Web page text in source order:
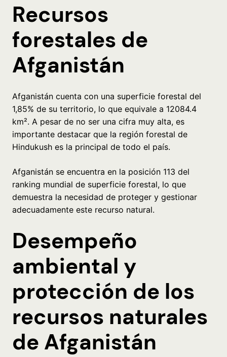
Recursos
forestales de
Afganistán
Afganistán cuenta con una superficie forestal del
1,85% de su territorio, lo que equivale a 12084.4
km². A pesar de no ser una cifra muy alta, es
importante destacar que la región forestal de
Hindukush es la principal de todo el país.
Afganistán se encuentra en la posición 113 del
ranking mundial de superficie forestal, lo que
demuestra la necesidad de proteger y gestionar
adecuadamente este recurso natural.
Desempeño
ambiental y
protección de los
recursos naturales
de Afganistán